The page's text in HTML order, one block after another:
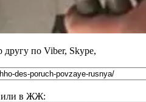
другу по Viber, Skype,
или в ЖЖ: